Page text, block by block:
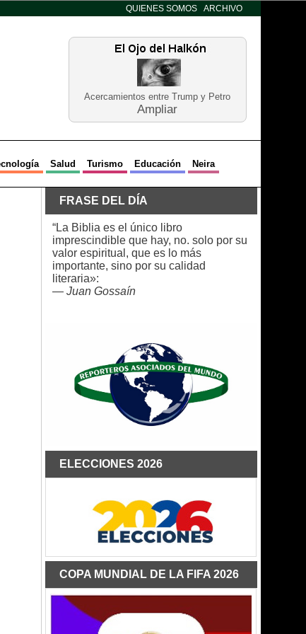
QUIENES SOMOS ARCHIVO
Acercamientos entre Trump y Petro
Ampliar
Salud Turismo Educación Neira
FRASE DEL DÍA
“La Biblia es el único libro
imprescindible que hay, no. solo por su
valor espiritual, que es lo más
importante, sino por su calidad
literaria»:
— Juan Gossaín
ELECCIONES 2026
COPA MUNDIAL DE LA FIFA 2026